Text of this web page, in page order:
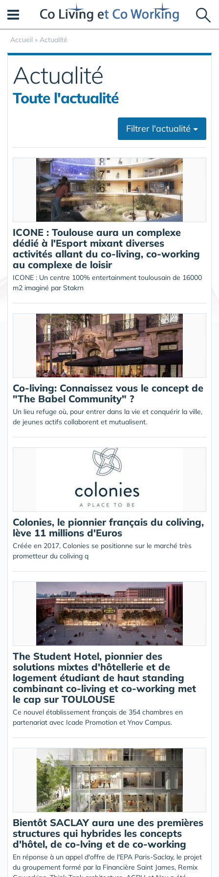
Accueil » Actualité
Actualité
Toute l'actualité
Filtrer l'actualité
ICONE : Toulouse aura un complexe
dédié à l'Esport mixant diverses
activités allant du co-living, co-working
au complexe de loisir
ICONE : Un centre 100% entertainment toulousain de 16000
m2 imaginé par Stakrn
Co-living: Connaissez vous le concept de
"The Babel Community" ?
Un lieu refuge où, pour entrer dans la vie et conquérir la ville,
de jeunes actifs collaborent et mutualisent.
Colonies, le pionnier français du coliving,
lève 11 millions d'Euros
Créée en 2017, Colonies se positionne sur le marché très
prometteur du coliving q
The Student Hotel, pionnier des
solutions mixtes d'hôtellerie et de
logement étudiant de haut standing
combinant co-living et co-working met
le cap sur TOULOUSE
Ce nouvel établissement français de 354 chambres en
partenariat avec Icade Promotion et Ynov Campus.
Bientôt SACLAY aura une des premières
structures qui hybrides les concepts
d'hôtel, de co-lving et de co-working
En réponse à un appel d'offre de l'EPA Paris-Saclay, le projet
du groupement formé par la Financière Saint James, Remix
Panneau de gestion des cookies